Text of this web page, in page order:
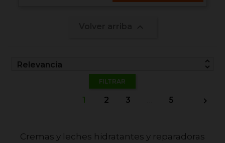
Relevancia unfold_more
FILTRAR
1 2 3 5 
Cremas y leches hidratantes y reparadoras